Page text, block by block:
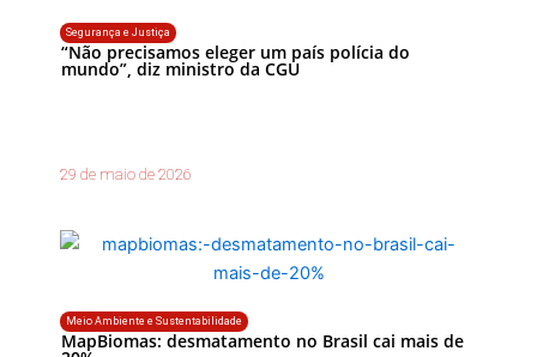
Segurança e Justiça
“Não precisamos eleger um país polícia do
mundo”, diz ministro da CGU
29 de maio de 2026
Meio Ambiente e Sustentabilidade
MapBiomas: desmatamento no Brasil cai mais de